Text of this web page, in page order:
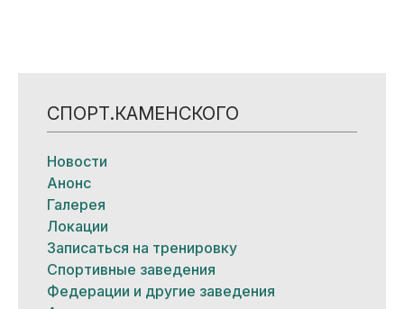
СПОРТ.КАМЕНСКОГО
Новости
Анонс
Галерея
Локации
Записаться на тренировку
Спортивные заведения
Федерации и другие заведения